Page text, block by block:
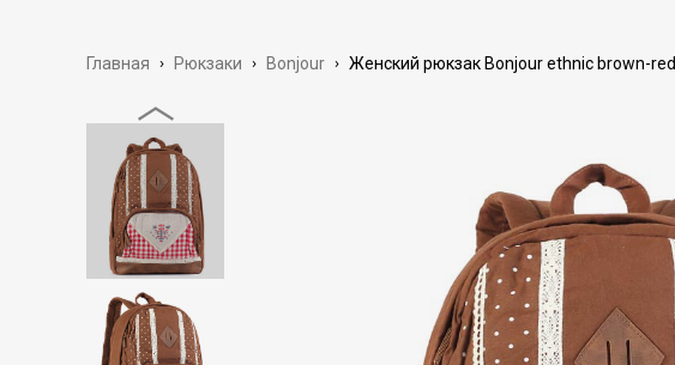
Главная › Рюкзаки › Bonjour › Женский рюкзак Bonjour ethnic brown-red